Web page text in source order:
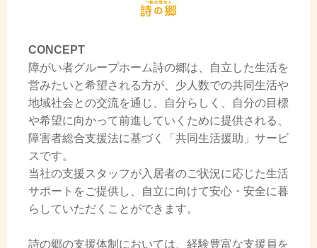
CONCEPT
障がい者グループホーム詩の郷は、自立した生活を
営みたいと希望される方が、少人数での共同生活や
地域社会との交流を通じ、自分らしく、自分の目標
や希望に向かって前進していくために提供される、
障害者総合支援法に基づく「共同生活援助」サービ
スです。
当社の支援スタッフが入居者のご状況に応じた生活
サポートをご提供し、自立に向けて安心・安全に暮
らしていただくことができます。
詩の郷の支援体制においては、経験豊富な支援員を